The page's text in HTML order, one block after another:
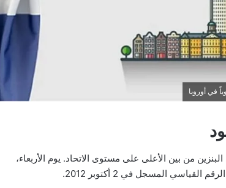
في أوروبا
من بين الأعلى على مستوى الاتحاد. يوم الأربعاء،